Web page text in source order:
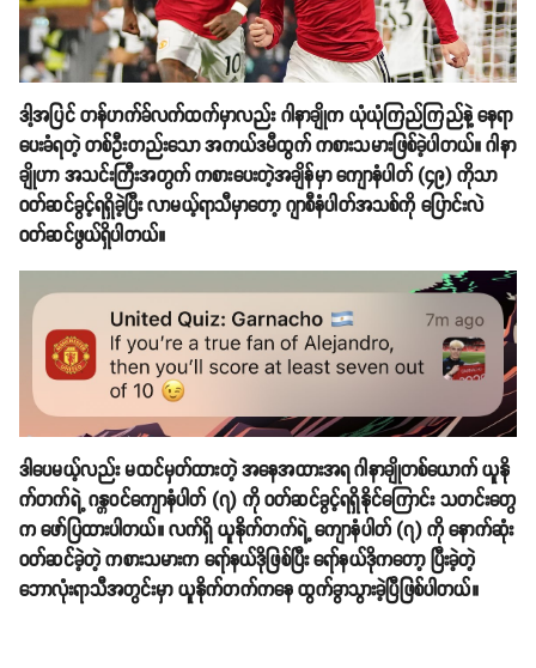
ဒါ့အပြင် တန်ဟက်ခ်လက်ထက်မှာလည်း ဂါနာချိုက ယုံယုံကြည်ကြည်နဲ့ နေရာ
ပေးခံရတဲ့ တစ်ဦးတည်းသော အကယ်ဒမီထွက် ကစားသမားဖြစ်ခဲ့ပါတယ်။ ဂါနာ
ချိုဟာ အသင်းကြီးအတွက် ကစားပေးတဲ့အချိန်မှာ ကျောနံပါတ် (၄၉) ကိုသာ
ဝတ်ဆင်ခွင့်ရရှိခဲ့ပြီး လာမယ့်ရာသီမှာတော့ ဂျာစီနံပါတ်အသစ်ကို ပြောင်းလဲ
ဝတ်ဆင်ဖွယ်ရှိပါတယ်။
ဒါပေမယ့်လည်း မထင်မှတ်ထားတဲ့ အနေအထားအရ ဂါနာချိုတစ်ယောက် ယူနို
က်တက်ရဲ့ ဂန္တဝင်ကျောနံပါတ် (၇) ကို ဝတ်ဆင်ခွင့်ရရှိနိုင်ကြောင်း သတင်းတွေ
က ဖော်ပြထားပါတယ်။ လက်ရှိ ယူနိုက်တက်ရဲ့ ကျောနံပါတ် (၇) ကို နောက်ဆုံး
ဝတ်ဆင်ခဲ့တဲ့ ကစားသမားက ရော်နယ်ဒိုဖြစ်ပြီး ရော်နယ်ဒိုကတော့ ပြီးခဲ့တဲ့
ဘောလုံးရာသီအတွင်းမှာ ယူနိုက်တက်ကနေ ထွက်ခွာသွားခဲ့ပြီဖြစ်ပါတယ်။